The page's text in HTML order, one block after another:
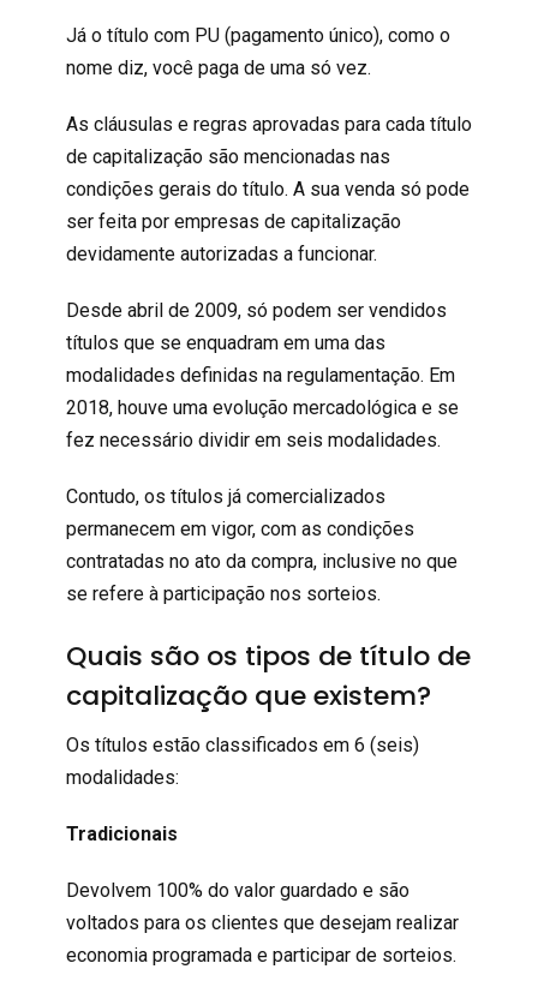
Já o título com PU (pagamento único), como o
nome diz, você paga de uma só vez.
As cláusulas e regras aprovadas para cada título
de capitalização são mencionadas nas
condições gerais do título. A sua venda só pode
ser feita por empresas de capitalização
devidamente autorizadas a funcionar.
Desde abril de 2009, só podem ser vendidos
títulos que se enquadram em uma das
modalidades definidas na regulamentação. Em
2018, houve uma evolução mercadológica e se
fez necessário dividir em seis modalidades.
Contudo, os títulos já comercializados
permanecem em vigor, com as condições
contratadas no ato da compra, inclusive no que
se refere à participação nos sorteios.
Quais são os tipos de título de
capitalização que existem?
Os títulos estão classificados em 6 (seis)
modalidades:
Tradicionais
Devolvem 100% do valor guardado e são
voltados para os clientes que desejam realizar
economia programada e participar de sorteios.